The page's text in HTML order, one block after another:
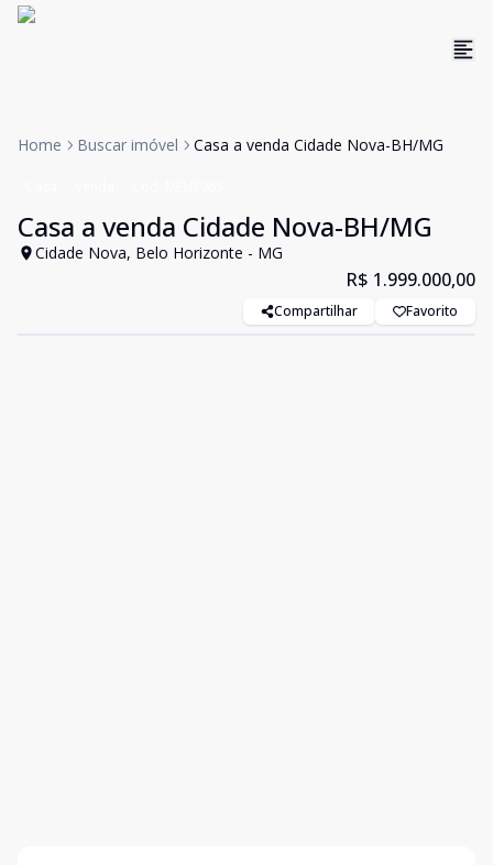
Home Buscar imóvel Casa a venda Cidade Nova-BH/MG
Casa a venda Cidade Nova-BH/MG
Cidade Nova, Belo Horizonte - MG
R$ 1.999.000,00
Compartilhar Favorito